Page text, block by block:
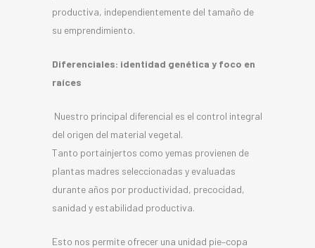
productiva, independientemente del tamaño de
su emprendimiento.
Diferenciales: identidad genética y foco en
raíces
Nuestro principal diferencial es el control integral
del origen del material vegetal.
Tanto portainjertos como yemas provienen de
plantas madres seleccionadas y evaluadas
durante años por productividad, precocidad,
sanidad y estabilidad productiva.
Esto nos permite ofrecer una unidad pie–copa